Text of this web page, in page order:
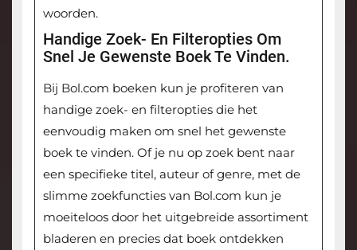
woorden.
Handige Zoek- En Filteropties Om
Snel Je Gewenste Boek Te Vinden.
Bij Bol.com boeken kun je profiteren van
handige zoek- en filteropties die het
eenvoudig maken om snel het gewenste
boek te vinden. Of je nu op zoek bent naar
een specifieke titel, auteur of genre, met de
slimme zoekfuncties van Bol.com kun je
moeiteloos door het uitgebreide assortiment
bladeren en precies dat boek ontdekken